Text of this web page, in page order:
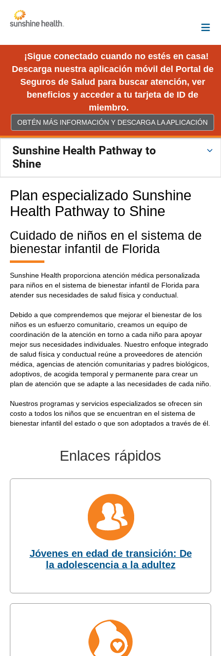
¡Sigue conectado cuando no estés en casa!
Descarga nuestra aplicación móvil del Portal de
Seguros de Salud para buscar atención, ver
beneficios y acceder a tu tarjeta de ID de
miembro.
OBTÉN MÁS INFORMACIÓN Y DESCARGA LA APLICACIÓN
Sunshine Health Pathway to
Shine
Plan especializado Sunshine
Health Pathway to Shine
Cuidado de niños en el sistema de
bienestar infantil de Florida
Sunshine Health proporciona atención médica personalizada
para niños en el sistema de bienestar infantil de Florida para
atender sus necesidades de salud física y conductual.
Debido a que comprendemos que mejorar el bienestar de los
niños es un esfuerzo comunitario, creamos un equipo de
coordinación de la atención en torno a cada niño para apoyar
mejor sus necesidades individuales. Nuestro enfoque integrado
de salud física y conductual reúne a proveedores de atención
médica, agencias de atención comunitarias y padres biológicos,
adoptivos, de acogida temporal y permanente para crear un
plan de atención que se adapte a las necesidades de cada niño.
Nuestros programas y servicios especializados se ofrecen sin
costo a todos los niños que se encuentran en el sistema de
bienestar infantil del estado o que son adoptados a través de él.
Enlaces rápidos
Jóvenes en edad de transición: De
la adolescencia a la adultez